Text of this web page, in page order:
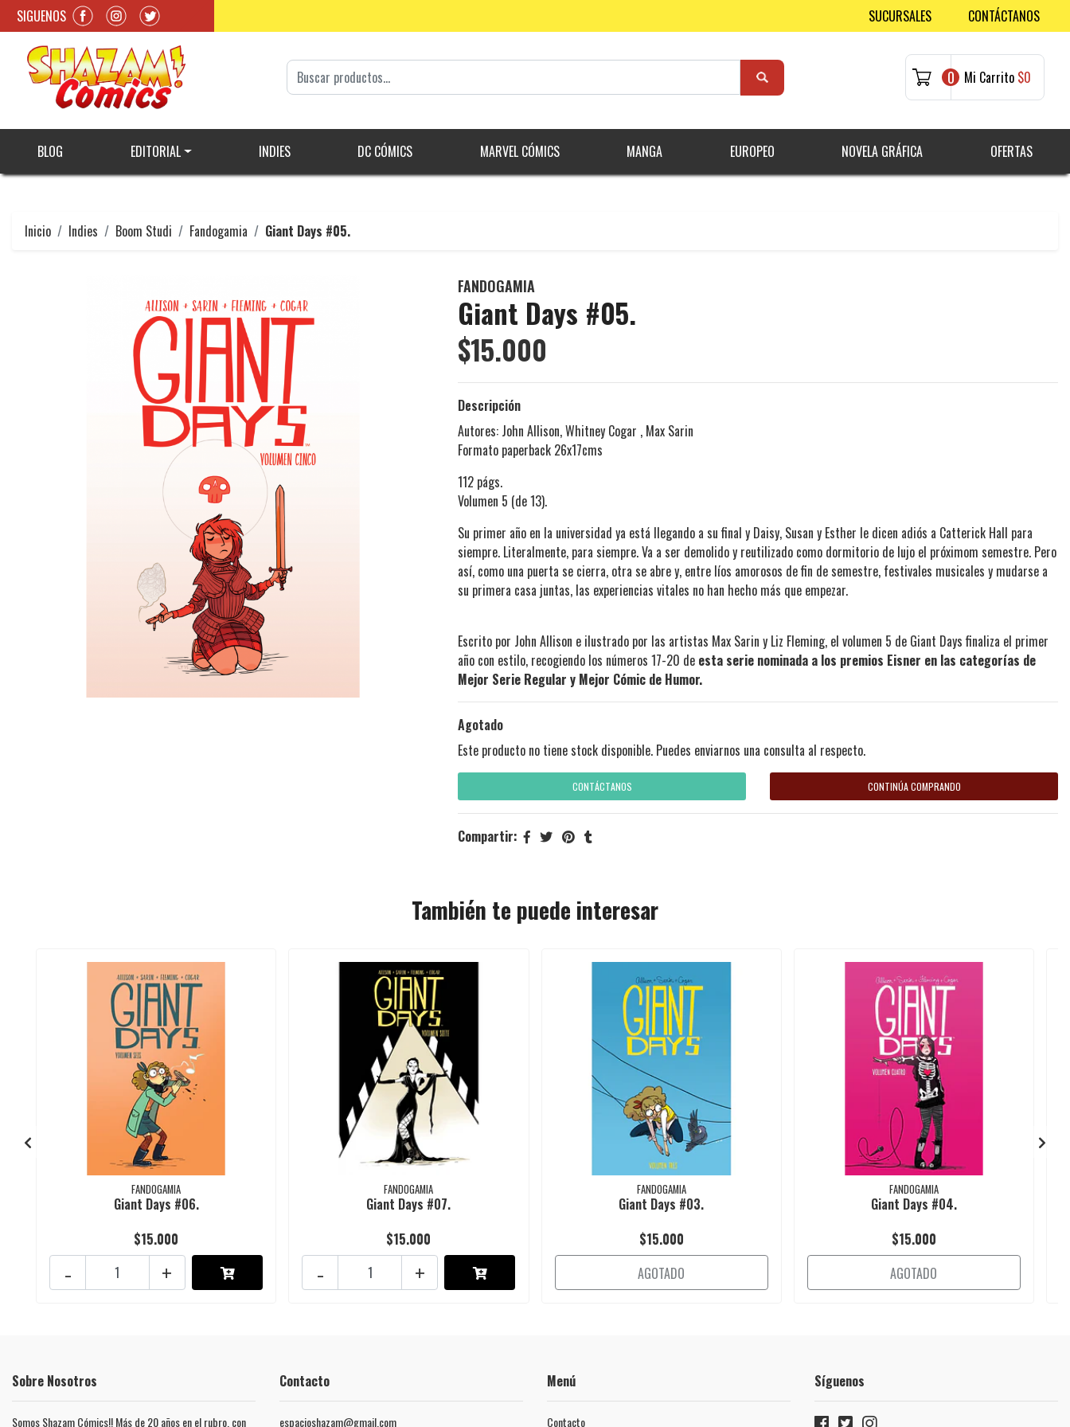
SIGUENOS SUCURSALES CONTÁCTANOS
0 Mi Carrito $0
BLOG EDITORIAL INDIES DC CÓMICS MARVEL CÓMICS MANGA EUROPEO NOVELA GRÁFICA OFERTAS
Inicio Indies Boom Studi Fandogamia Giant Days #05.
FANDOGAMIA
Giant Days #05.
$15.000
Descripción
Autores: John Allison, Whitney Cogar , Max Sarin
Formato paperback 26x17cms
112 págs.
Volumen 5 (de 13).
Su primer año en la universidad ya está llegando a su final y Daisy, Susan y Esther le dicen adiós a Catterick Hall para
siempre. Literalmente, para siempre. Va a ser demolido y reutilizado como dormitorio de lujo el próximom semestre. Pero
así, como una puerta se cierra, otra se abre y, entre líos amorosos de fin de semestre, festivales musicales y mudarse a
su primera casa juntas, las experiencias vitales no han hecho más que empezar.
Escrito por John Allison e ilustrado por las artistas Max Sarin y Liz Fleming, el volumen 5 de Giant Days finaliza el primer
año con estilo, recogiendo los números 17-20 de esta serie nominada a los premios Eisner en las categorías de
Mejor Serie Regular y Mejor Cómic de Humor.
Agotado
Este producto no tiene stock disponible. Puedes enviarnos una consulta al respecto.
CONTÁCTANOS CONTINÚA COMPRANDO
Compartir:
También te puede interesar
FANDOGAMIA
Giant Days #06.
$15.000
+
-
FANDOGAMIA
Giant Days #07.
$15.000
+
-
FANDOGAMIA
Giant Days #03.
$15.000
AGOTADO
FANDOGAMIA
Giant Days #04.
$15.000
AGOTADO
Sobre Nosotros
Somos Shazam Cómics!! Más de 20 años en el rubro, con
Contacto
espacioshazam@gmail.com
Menú
Contacto
Síguenos